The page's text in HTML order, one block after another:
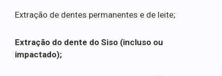
Extração de dentes permanentes e de leite;
Extração do dente do Siso (incluso ou
impactado);